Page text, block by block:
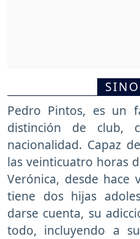
Pedro Pintos, es un
distinción de club,
nacionalidad. Capaz
las veinticuatro horas
Verónica, desde hace
tiene dos hijas
darse cuenta, su
todo, incluyendo a